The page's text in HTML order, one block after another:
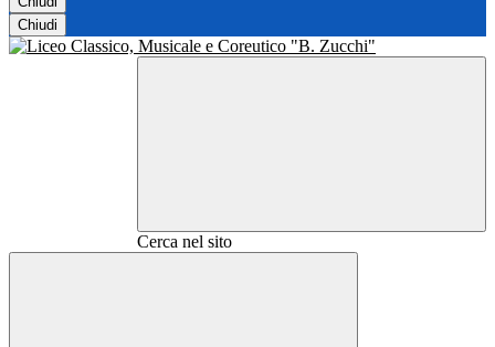
Chiudi
Cerca nel sito